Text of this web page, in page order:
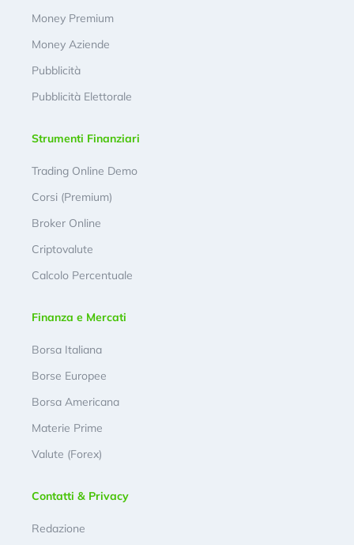
Money Premium
Money Aziende
Pubblicità
Pubblicità Elettorale
Strumenti Finanziari
Trading Online Demo
Corsi (Premium)
Broker Online
Criptovalute
Calcolo Percentuale
Finanza e Mercati
Borsa Italiana
Borse Europee
Borsa Americana
Materie Prime
Valute (Forex)
Contatti & Privacy
Redazione